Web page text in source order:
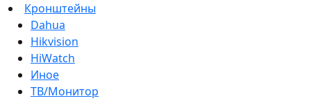
Кронштейны
Dahua
Hikvision
HiWatch
Иное
ТВ/Монитор